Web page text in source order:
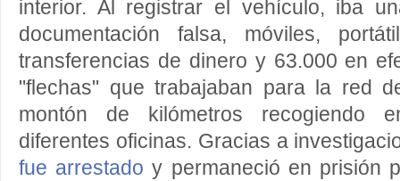
interior. Al registrar el vehículo, iba
documentación falsa, móviles,
transferencias de dinero y 63.000 en
"flechas" que trabajaban para la red
montón de kilómetros recogiendo
diferentes oficinas. Gracias a
fue arrestado y permaneció en prisión